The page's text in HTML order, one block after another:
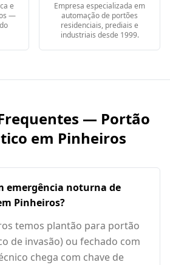
e
—
Empresa especializada em
automação de portões
residenciais, prediais e
industriais desde 1999.
— Portão
em Pinheiros
emergência noturna de
Pinheiros?
temos plantão para portão
de invasão) ou fechado com
chega com chave de